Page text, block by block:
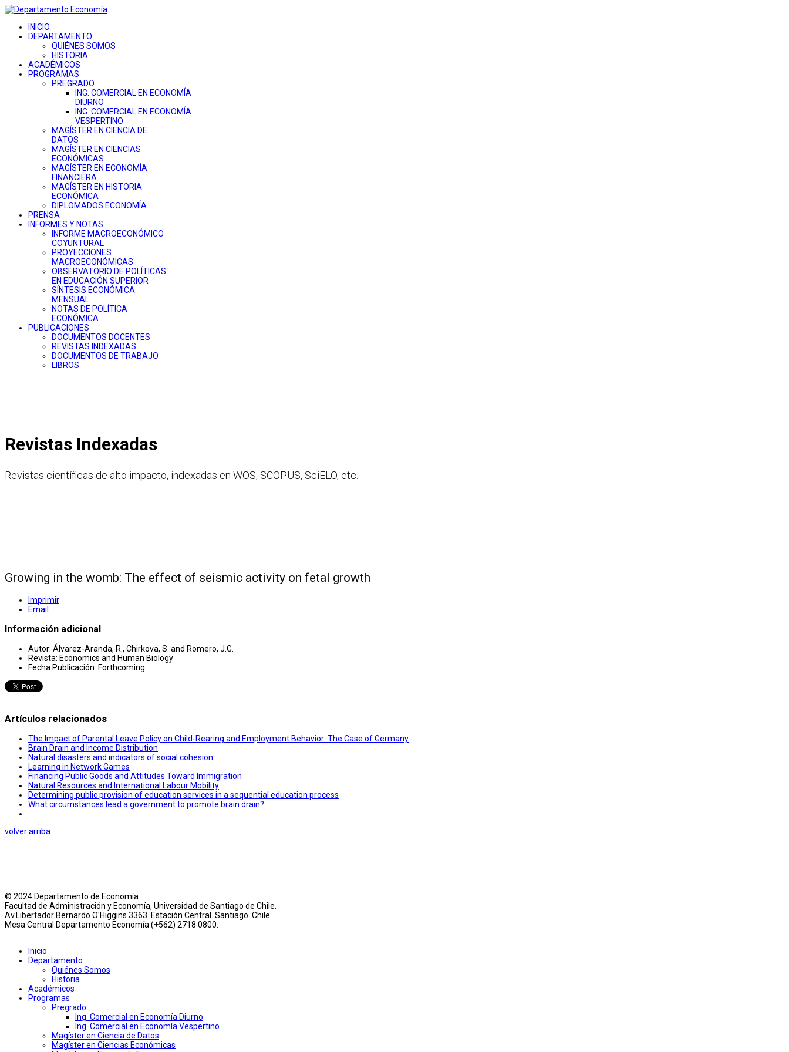
INICIO
DEPARTAMENTO
QUIÉNES SOMOS
HISTORIA
ACADÉMICOS
PROGRAMAS
PREGRADO
ING. COMERCIAL EN ECONOMÍA
DIURNO
ING. COMERCIAL EN ECONOMÍA
VESPERTINO
MAGÍSTER EN CIENCIA DE
DATOS
MAGÍSTER EN CIENCIAS
ECONÓMICAS
MAGÍSTER EN ECONOMÍA
FINANCIERA
MAGÍSTER EN HISTORIA
ECONÓMICA
DIPLOMADOS ECONOMÍA
PRENSA
INFORMES Y NOTAS
INFORME MACROECONÓMICO
COYUNTURAL
PROYECCIONES
MACROECONÓMICAS
OBSERVATORIO DE POLÍTICAS
EN EDUCACIÓN SUPERIOR
SÍNTESIS ECONÓMICA
MENSUAL
NOTAS DE POLÍTICA
ECONÓMICA
PUBLICACIONES
DOCUMENTOS DOCENTES
REVISTAS INDEXADAS
DOCUMENTOS DE TRABAJO
LIBROS
Revistas Indexadas
Revistas científicas de alto impacto, indexadas en WOS, SCOPUS, SciELO, etc.
Growing in the womb: The effect of seismic activity on fetal growth
Imprimir
Email
Información adicional
Autor: Álvarez-Aranda, R., Chirkova, S. and Romero, J.G.
Revista: Economics and Human Biology
Fecha Publicación: Forthcoming
Artículos relacionados
The Impact of Parental Leave Policy on Child-Rearing and Employment Behavior: The Case of Germany
Brain Drain and Income Distribution
Natural disasters and indicators of social cohesion
Learning in Network Games
Financing Public Goods and Attitudes Toward Immigration
Natural Resources and International Labour Mobility
Determining public provision of education services in a sequential education process
What circumstances lead a government to promote brain drain?
volver arriba
© 2024 Departamento de Economía
Facultad de Administración y Economía, Universidad de Santiago de Chile.
Av.Libertador Bernardo O'Higgins 3363. Estación Central. Santiago. Chile.
Mesa Central Departamento Economía (+562) 2718 0800.
Inicio
Departamento
Quiénes Somos
Historia
Académicos
Programas
Pregrado
Ing. Comercial en Economía Diurno
Ing. Comercial en Economía Vespertino
Magíster en Ciencia de Datos
Magíster en Ciencias Económicas